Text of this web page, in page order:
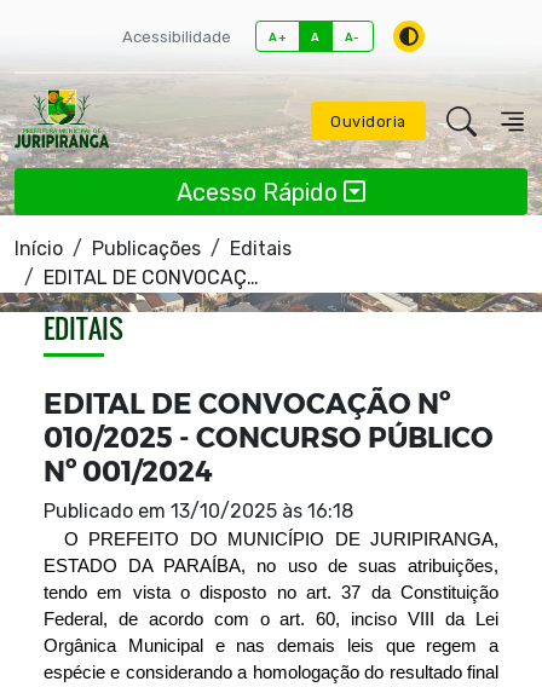
Acessibilidade A+ A A-
Ouvidoria
Acesso Rápido
Início Publicações
Editais
EDITAL DE CONVOCAÇÃO Nº 010/2025 - CONCURSO PÚBLICO Nº 001/2024
EDITAIS
EDITAL DE CONVOCAÇÃO Nº
010/2025 - CONCURSO PÚBLICO
Nº 001/2024
Publicado em 13/10/2025 às 16:18
O PREFEITO DO MUNICÍPIO DE JURIPIRANGA,
ESTADO DA PARAÍBA, no uso de suas atribuições,
tendo em vista o disposto no art. 37 da Constituição
Federal, de acordo com o art. 60, inciso VIII da Lei
Orgânica Municipal e nas demais leis que regem a
espécie e considerando a homologação do resultado final